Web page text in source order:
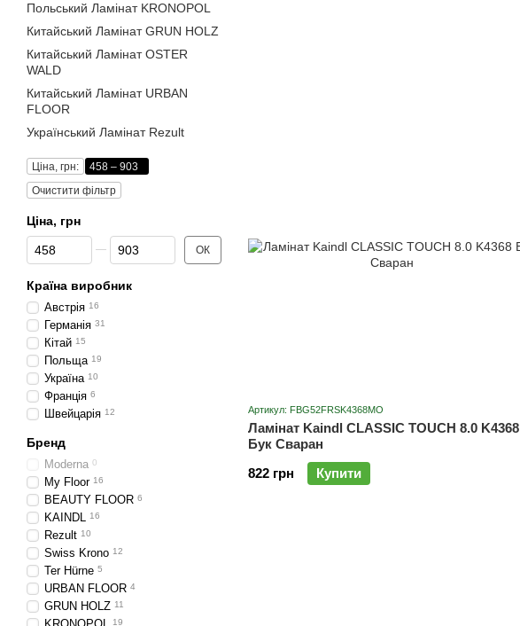
Артикул: FBG52FRSK4368MO
Ламінат Kaindl CLASSIC TOUCH 8.0 K4368
Бук Сваран
822 грн
Купити
Польський Ламінат KRONOPOL
Китайський Ламінат GRUN HOLZ
Китайський Ламінат OSTER
WALD
Китайський Ламінат URBAN
FLOOR
Український Ламінат Rezult
Ціна, грн:
458 – 903
Очистити фільтр
Ціна, грн
Від Ціна, грн
До Ціна, грн ОК
Країна виробник
Австрія 16
Германія 31
Кітай 15
Польща 19
Україна 10
Франція 6
Швейцарія 12
Бренд
Moderna 0
My Floor 16
BEAUTY FLOOR 6
KAINDL 16
Rezult 10
Swiss Krono 12
Ter Hürne 5
URBAN FLOOR 4
GRUN HOLZ 11
19